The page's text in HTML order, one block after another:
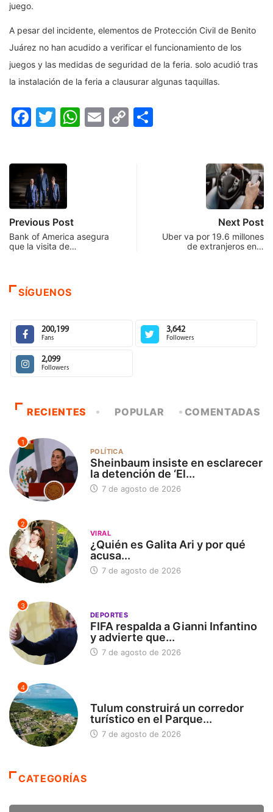
juego.
A pesar del incidente, elementos de Protección Civil de Benito
Juárez no han acudido a verificar el funcionamiento de los
juegos y las medidas de seguridad de la feria. solo acudió tras
la instalación de la feria a clausurar algunas taquillas.
Facebook
Twitter
WhatsApp
Email
Copy
Previous Post
Bank of America asegura
que la visita de…
Next Post
Uber va por 19.6 millones
de extranjeros en…
SÍGUENOS
200,199
Fans
3,642
Followers
2,099
Followers
RECIENTES POPULAR COMENTADAS
1
POLÍTICA
Sheinbaum insiste en esclarecer
la detención de ‘El...
7 de agosto de 2026
2
VIRAL
¿Quién es Galita Ari y por qué
acusa...
7 de agosto de 2026
3
DEPORTES
FIFA respalda a Gianni Infantino
y advierte que...
7 de agosto de 2026
4
Tulum construirá un corredor
turístico en el Parque...
7 de agosto de 2026
CATEGORÍAS